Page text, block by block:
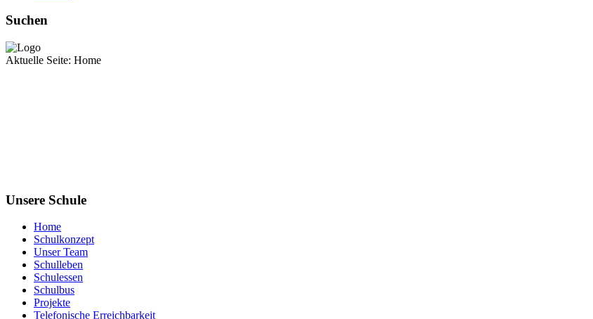
Suchen
Aktuelle Seite: Home
Unsere Schule
Home
Schulkonzept
Unser Team
Schulleben
Schulessen
Schulbus
Projekte
Telefonische Erreichbarkeit